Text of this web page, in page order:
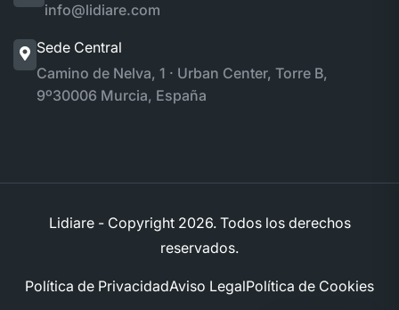
info@lidiare.com
Sede Central
Camino de Nelva, 1 · Urban Center, Torre B,
9º30006 Murcia, España
Lidiare - Copyright 2026. Todos los derechos
reservados.
Política de PrivacidadAviso LegalPolítica de Cookies